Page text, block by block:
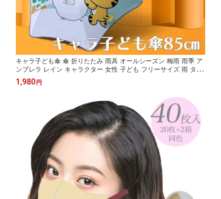
キャラ子ども傘 傘 折りたたみ 雨具 オールシーズン 梅雨 雨季 ア
ンブレラ レイン キャラクター 女性 子ども フリーサイズ 雨 タイ
ヤ付き ホイッスル 反射加工 ワンプッシュ 安全加工 おすすめ 大
人気 使いやすい 可愛い かわいい 軽い 軽量 85cm ポリエステル
1,980 円